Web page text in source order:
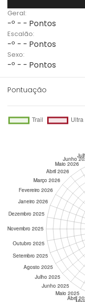
Geral:
-º - - Pontos
Escalão:
-º - - Pontos
Sexo:
-º - - Pontos
Pontuação